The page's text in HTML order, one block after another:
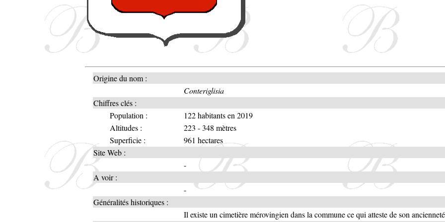
Origine du nom :
Conteriglisia
Chiffres clés :
Population :
122 habitants en 2019
Altitudes :
223 - 348 mètres
Superficie :
961 hectares
Site Web :
-
A voir :
-
Généralités historiques :
Il existe un cimetière mérovingien dans la commune ce qui atteste de son